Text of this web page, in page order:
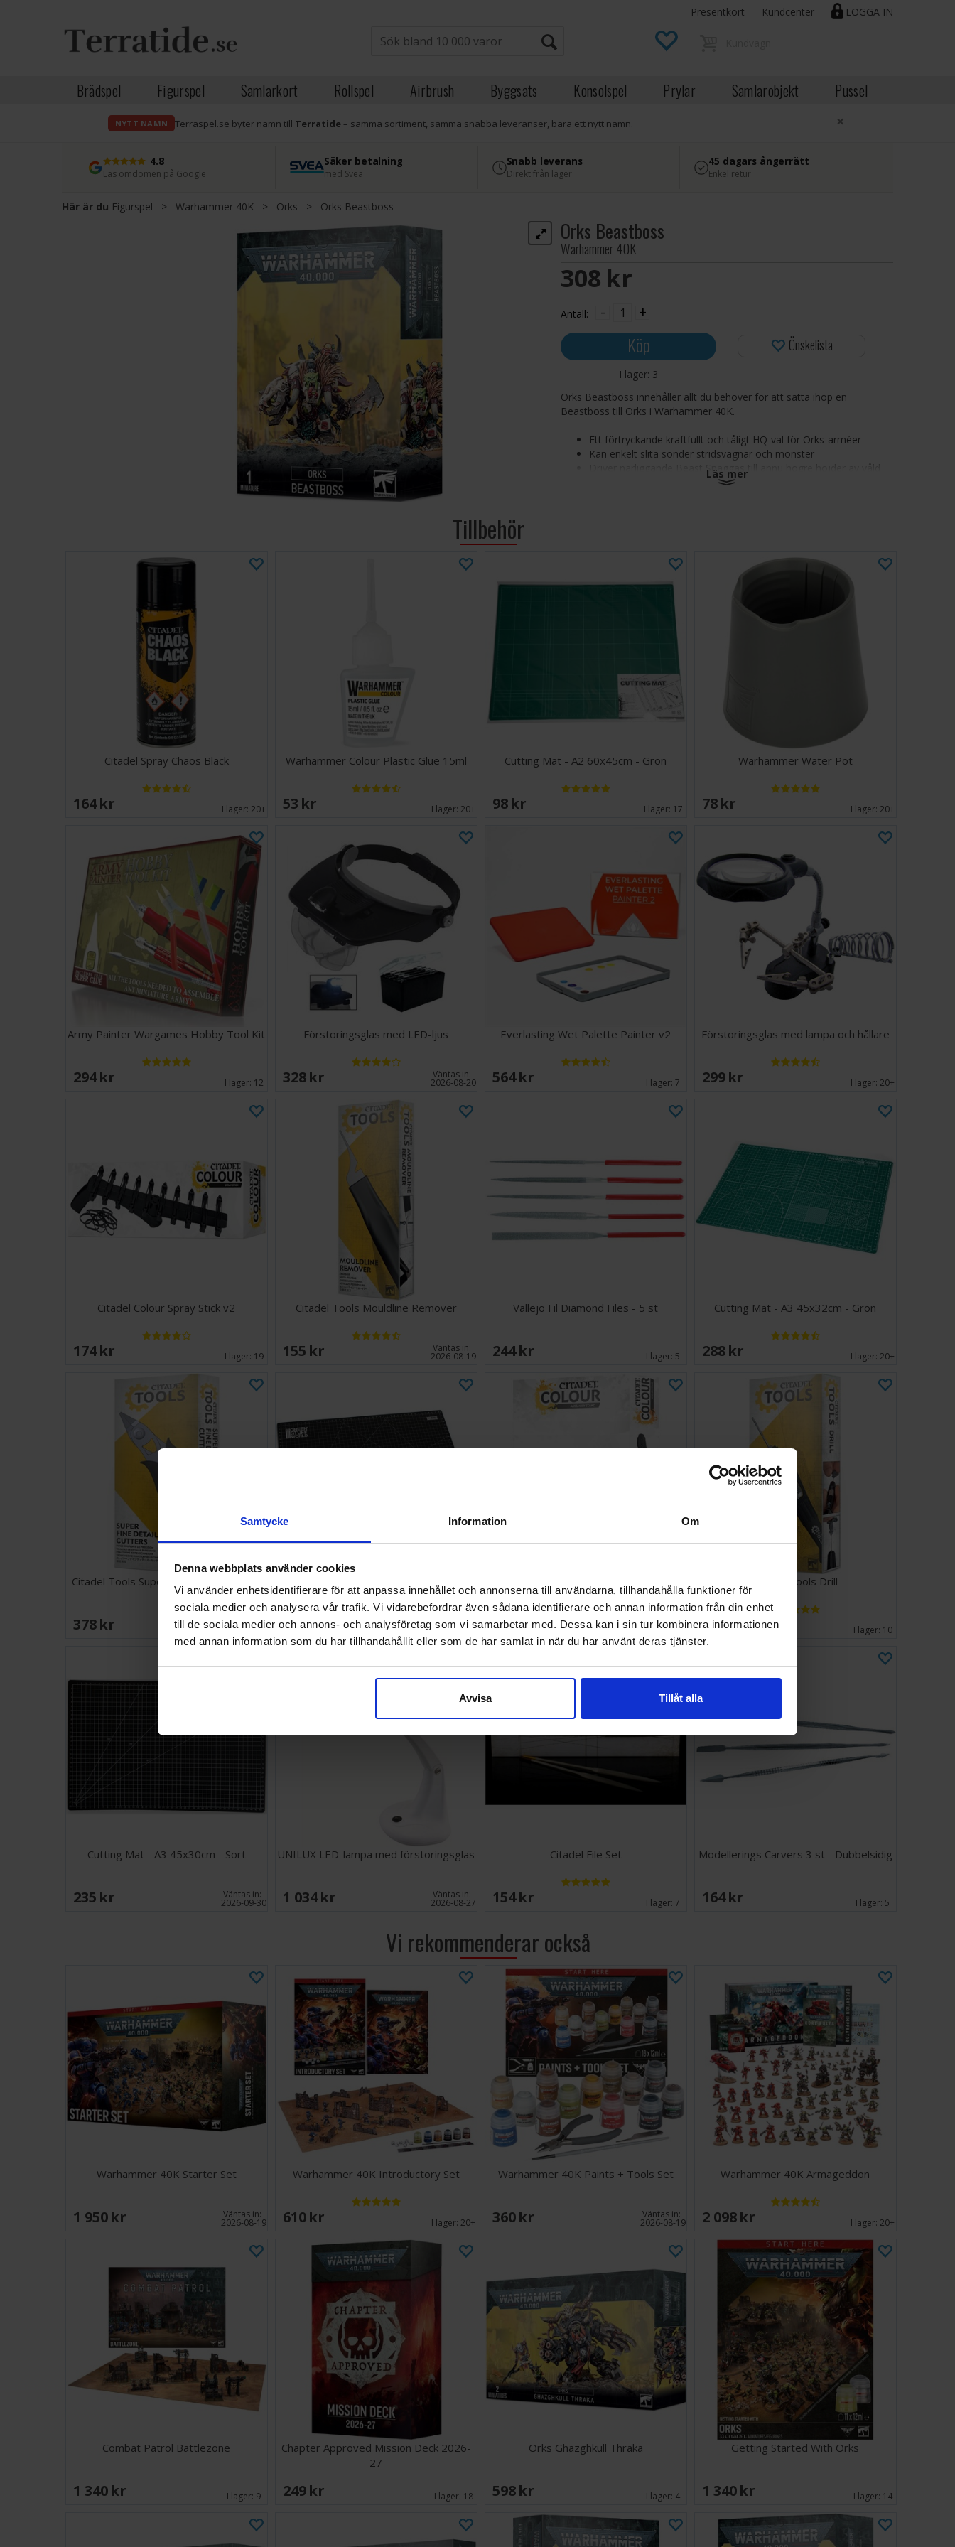
Samtycke Information Om
Denna webbplats använder cookies
Vi använder enhetsidentifierare för att anpassa innehållet och annonserna till användarna, tillhandahålla funktioner för
sociala medier och analysera vår trafik. Vi vidarebefordrar även sådana identifierare och annan information från din enhet
till de sociala medier och annons- och analysföretag som vi samarbetar med. Dessa kan i sin tur kombinera informationen
med annan information som du har tillhandahållit eller som de har samlat in när du har använt deras tjänster.
Avvisa Tillåt alla
LOGGA IN
Presentkort Kundcenter
Brädspel Figurspel Samlarkort Rollspel Airbrush Byggsats Konsolspel Prylar Samlarobjekt Pussel
NYTT NAMN Terraspel.se byter namn till Terratide– samma sortiment, samma snabba leveranser, bara ett nytt namn. ×
4.8
Läs omdömen på Google
Säker betalning
med Svea
Snabb leverans
Direkt från lager
45 dagars ångerrätt
Enkel retur
Här är du Figurspel > Warhammer 40K > Orks > Orks Beastboss
Orks Beastboss
Warhammer 40K
308 SEK
Antall: - +
Köp
I lager: 3
Önskelista
Orks Beastboss innehåller allt du behöver för att sätta ihop en
Beastboss till Orks i Warhammer 40K.
Ett förtryckande kraftfullt och tåligt HQ-val för Orks-arméer
Kan enkelt slita sönder stridsvagnar och monster
Driver närliggande Beast Snaggas till ännu högre höjder av våld
Läs mer
Tillbehör
Citadel Spray Chaos Black
164 SEK I lager:20+
Warhammer Colour Plastic Glue 15ml
53 SEK I lager:20+
Cutting Mat - A2 60x45cm - Grön
98 SEK I lager: 17
Warhammer Water Pot
78 SEK I lager:20+
Army Painter Wargames Hobby Tool Kit
294 SEK I lager: 12
Förstoringsglas med LED-ljus
328 SEK Väntas in:
2026-08-20
Everlasting Wet Palette Painter v2
564 SEK I lager:7
Förstoringsglas med lampa och hållare
299 SEK I lager:20+
Citadel Colour Spray Stick v2
174 SEK I lager: 19
Citadel Tools Mouldline Remover
155 SEK Väntas in:
2026-08-19
Vallejo Fil Diamond Files - 5 st
244 SEK I lager: 5
Cutting Mat - A3 45x32cm - Grön
288 SEK I lager:20+
Citadel Tools Super Fine Detail Cutters
378 SEK I lager:1 128 SEK Väntas in:
2026-08-21 183 SEK I lager:2
Citadel Tools Drill
251 SEK I lager: 10
Cutting Mat - A3 45x30cm - Sort
235 SEK Väntas in:
2026-09-30
UNILUX LED-lampa med förstoringsglas
1 034 SEK Väntas in:
2026-08-27
Citadel File Set
154 SEK I lager:7
Modellerings Carvers 3 st - Dubbelsidig
164 SEK I lager: 5
Vi rekommenderar också
Warhammer 40K Starter Set
1 950 SEK Väntas in:
2026-08-19
Warhammer 40K Introductory Set
610 SEK I lager:20+
Warhammer 40K Paints + Tools Set
360 SEK Väntas in:
2026-08-19
Warhammer 40K Armageddon
2 098 SEK I lager:20+
Combat Patrol Battlezone
1 340 SEK I lager: 9
Chapter Approved Mission Deck 2026-
27
249 SEK I lager: 18
Orks Ghazghkull Thraka
598 SEK I lager: 4
Getting Started With Orks
1 340 SEK I lager: 14